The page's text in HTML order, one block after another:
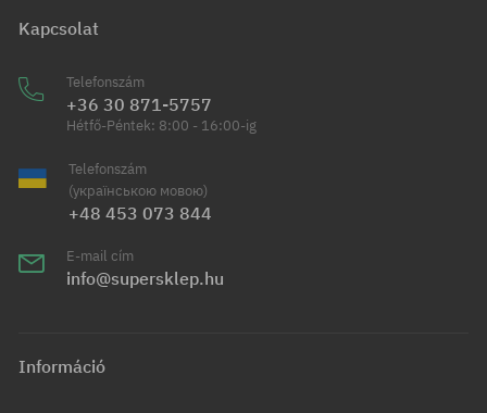
Kapcsolat
Telefonszám
+36 30 871-5757
Hétfő-Péntek: 8:00 - 16:00-ig
Telefonszám
(українською мовою)
+48 453 073 844
E-mail cím
info@supersklep.hu
Információ